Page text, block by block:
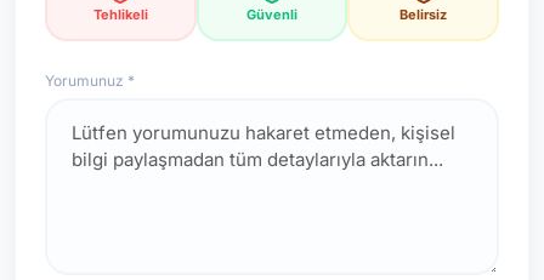
Tehlikeli Güvenli Belirsiz
Yorumunuz *